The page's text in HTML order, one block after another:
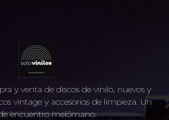
y venta de discos de vinilo, nuevos y
vintage y accesorios de limpieza. Un
encuentro melómano.